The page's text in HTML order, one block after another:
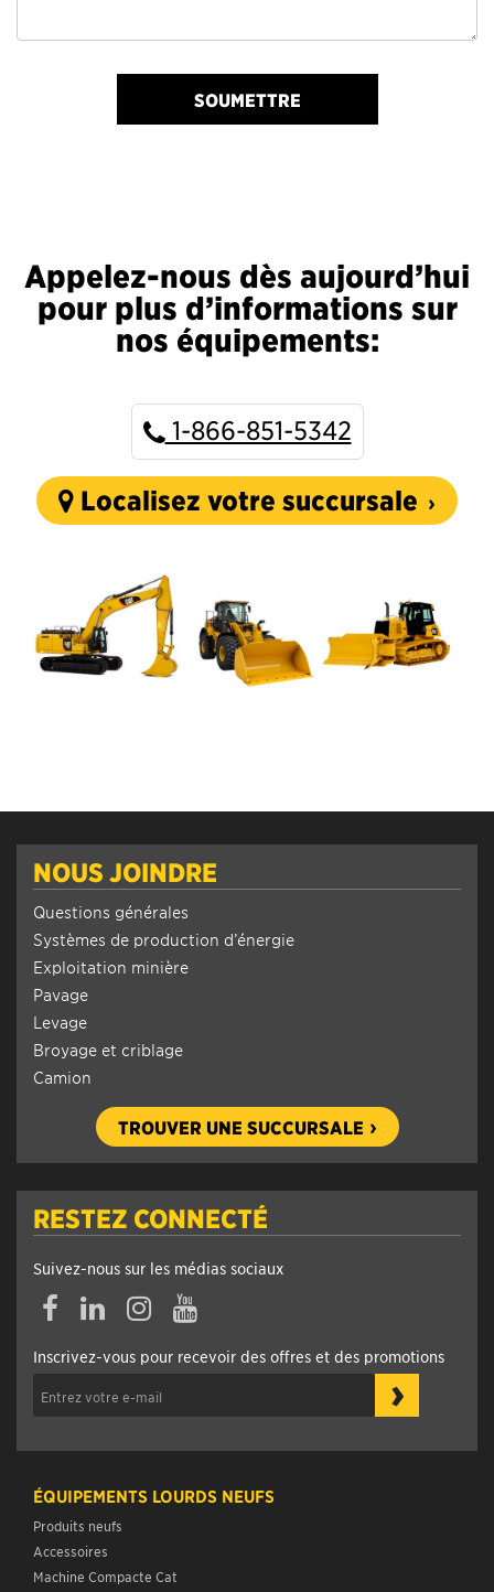
SOUMETTRE
Appelez-nous dès aujourd’hui
pour plus d’informations sur
nos équipements:
1-866-851-5342
Localisez votre succursale
NOUS JOINDRE
Questions générales
Systèmes de production d’énergie
Exploitation minière
Pavage
Levage
Broyage et criblage
Camion
TROUVER UNE SUCCURSALE
RESTEZ CONNECTÉ
Suivez-nous sur les médias sociaux
Inscrivez-vous pour recevoir des offres et des promotions
›
ÉQUIPEMENTS LOURDS NEUFS
Produits neufs
Accessoires
Machine Compacte Cat